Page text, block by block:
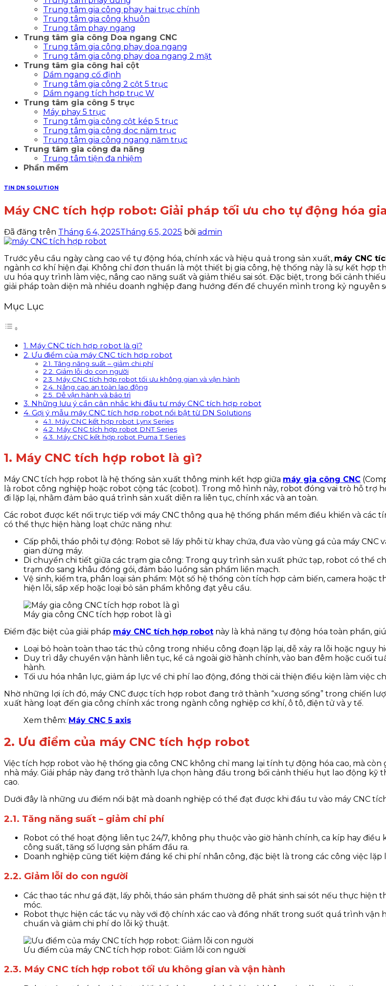
Trung tâm gia công phay hai trục chính
Trung tâm gia công khuôn
Trung tâm phay ngang
Trung tâm gia công Doa ngang CNC
Trung tâm gia công phay doa ngang
Trung tâm gia công phay doa ngang 2 mặt
Trung tâm gia công hai cột
Dầm ngang cố định
Trung tâm gia công 2 cột 5 trục
Dầm ngang tích hợp trục W
Trung tâm gia công 5 trục
Máy phay 5 trục
Trung tâm gia công cột kép 5 trục
Trung tâm gia công dọc năm trục
Trung tâm gia công ngang năm trục
Trung tâm gia công đa năng
Trung tâm tiện đa nhiệm
Phần mềm
TIN DN SOLUTION
Máy CNC tích hợp robot: Giải pháp tối ưu cho tự động hóa
Đã đăng trên Tháng 6 4, 2025Tháng 6 5, 2025 bởi admin
Trước yêu cầu ngày càng cao về tự động hóa, chính xác và hiệu quả trong sản xuất, máy CNC
ngành cơ khí hiện đại. Không chỉ đơn thuần là một thiết bị gia công, hệ thống này là sự kết hợp
ưu hóa quy trình làm việc, nâng cao năng suất và giảm thiểu sai sót. Đặc biệt, trong bối cảnh
giải pháp toàn diện mà nhiều doanh nghiệp đang hướng đến để chuyển mình trong kỷ nguyên
Mục Lục
1. Máy CNC tích hợp robot là gì?
2. Ưu điểm của máy CNC tích hợp robot
2.1. Tăng năng suất – giảm chi phí
2.2. Giảm lỗi do con người
2.3. Máy CNC tích hợp robot tối ưu không gian và vận hành
2.4. Nâng cao an toàn lao động
2.5. Dễ vận hành và bảo trì
3. Những lưu ý cần cân nhắc khi đầu tư máy CNC tích hợp robot
4. Gợi ý mẫu máy CNC tích hợp robot nổi bật từ DN Solutions
4.1. Máy CNC kết hợp robot Lynx Series
4.2. Máy CNC tích hợp robot DNT Series
4.3. Máy CNC kết hợp robot Puma T Series
1. Máy CNC tích hợp robot là gì?
Máy CNC tích hợp robot là hệ thống sản xuất thông minh kết hợp giữa máy gia công CNC
là robot công nghiệp hoặc robot cộng tác (cobot). Trong mô hình này, robot đóng vai trò hỗ trợ
đi lặp lại, nhằm đảm bảo quá trình sản xuất diễn ra liên tục, chính xác và an toàn.
Các robot được kết nối trực tiếp với máy CNC thông qua hệ thống phần mềm điều khiển và các
có thể thực hiện hàng loạt chức năng như:
Cấp phôi, tháo phôi tự động: Robot sẽ lấy phôi từ khay chứa, đưa vào vùng gá của máy
gian dừng máy.
Di chuyển chi tiết giữa các trạm gia công: Trong quy trình sản xuất phức tạp, robot có thể
trạm đo sang khâu đóng gói, đảm bảo luồng sản phẩm liền mạch.
Vệ sinh, kiểm tra, phân loại sản phẩm: Một số hệ thống còn tích hợp cảm biến, camera
hiện lỗi, sắp xếp hoặc loại bỏ sản phẩm không đạt yêu cầu.
Máy gia công CNC tích hợp robot là gì
Điểm đặc biệt của giải pháp máy CNC tích hợp robot này là khả năng tự động hóa toàn phần,
Loại bỏ hoàn toàn thao tác thủ công trong nhiều công đoạn lặp lại, dễ xảy ra lỗi hoặc nguy
Duy trì dây chuyền vận hành liên tục, kể cả ngoài giờ hành chính, vào ban đêm hoặc cuối
hành.
Tối ưu hóa nhân lực, giảm áp lực về chi phí lao động, đồng thời cải thiện điều kiện làm việc
Nhờ những lợi ích đó, máy CNC được tích hợp robot đang trở thành “xương sống” trong chiến
xuất hàng loạt đến gia công chính xác trong ngành công nghiệp cơ khí, ô tô, điện tử và y tế.
Xem thêm: Máy CNC 5 axis
2. Ưu điểm của máy CNC tích hợp robot
Việc tích hợp robot vào hệ thống gia công CNC không chỉ mang lại tính tự động hóa cao, mà
nhà máy. Giải pháp này đang trở thành lựa chọn hàng đầu trong bối cảnh thiếu hụt lao động kỹ
cao.
Dưới đây là những ưu điểm nổi bật mà doanh nghiệp có thể đạt được khi đầu tư vào máy CNC
2.1. Tăng năng suất – giảm chi phí
Robot có thể hoạt động liên tục 24/7, không phụ thuộc vào giờ hành chính, ca kíp hay điều
công suất, tăng số lượng sản phẩm đầu ra.
Doanh nghiệp cũng tiết kiệm đáng kể chi phí nhân công, đặc biệt là trong các công việc lặp
2.2. Giảm lỗi do con người
Các thao tác như gá đặt, lấy phôi, tháo sản phẩm thường dễ phát sinh sai sót nếu thực hiện
móc.
Robot thực hiện các tác vụ này với độ chính xác cao và đồng nhất trong suốt quá trình vận
chuẩn và giảm chi phí do lỗi kỹ thuật.
Ưu điểm của máy CNC tích hợp robot: Giảm lỗi con người
2.3. Máy CNC tích hợp robot tối ưu không gian và vận hành